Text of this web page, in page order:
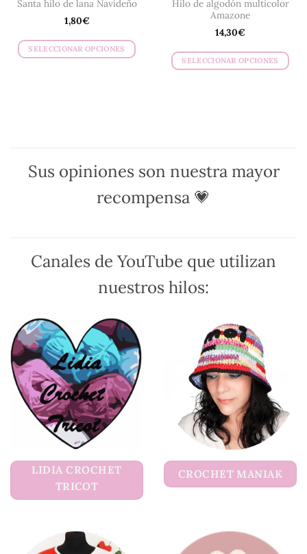
Santa hilo de lana Navideño
1,80€
SELECCIONAR OPCIONES
se
pueden
elegir
producto
Hilo de algodón multicolor
Amazone
14,30€
SELECCIONAR OPCIONES
se
de
Sus opiniones son nuestra mayor
recompensa 💗
Canales de YouTube que utilizan
nuestros hilos:
LIDIA CROCHET
TRICOT
CROCHET MANIAK